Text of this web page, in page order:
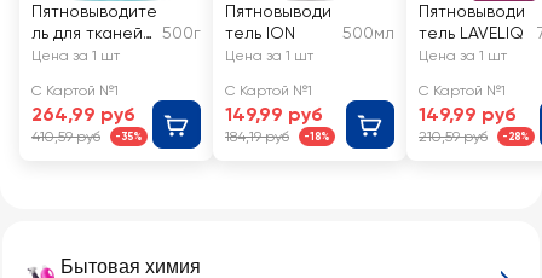
Бытовая химия
Пятновыводите
ль для тканей
LAMM
ный
500г
Цена за 1 шт
С Картой №1
264,99 руб
410,59 руб -35%
Пятновыводи
тель ION
500мл
Цена за 1 шт
С Картой №1
149,99 руб
184,19 руб -18%
Пятновыводи
тель LAVELIQ
Цена за 1 шт
С Картой №1
149,99 руб
210,59 руб -28%